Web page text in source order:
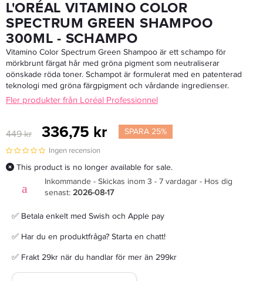
L'ORÉAL VITAMINO COLOR
SPECTRUM GREEN SHAMPOO
300ML - SCHAMPO
Vitamino Color Spectrum Green Shampoo är ett schampo för
mörkbrunt färgat hår med gröna pigment som neutraliserar
oönskade röda toner. Schampot är formulerat med en patenterad
teknologi med gröna färgpigment och vårdande ingredienser.
Fler produkter från Loréal Professionnel
449 kr 336,75 kr SPARA 25%
Ingen recension
This product is no longer available for sale.
Inkommande - Skickas inom 3 - 7 vardagar - Hos dig
senast: 2026-08-17
✅ Betala enkelt med Swish och Apple pay
✅ Har du en produktfråga? Starta en chatt!
✅ Frakt 29kr när du handlar för mer än 299kr